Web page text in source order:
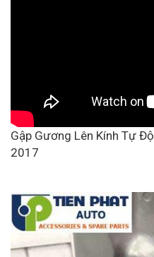
Gập Gương Lên Kính Tự
2017